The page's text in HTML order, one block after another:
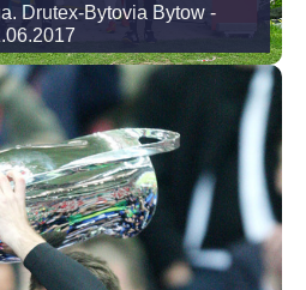
Drutex-Bytovia Bytow -